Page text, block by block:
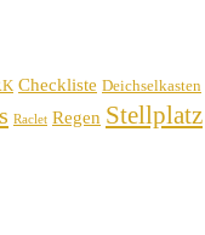
Checkliste Deichselkasten
Raclet Regen Stellplatz